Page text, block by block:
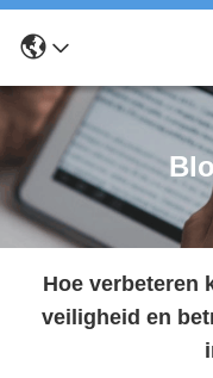
Hoe verbeteren
veiligheid en